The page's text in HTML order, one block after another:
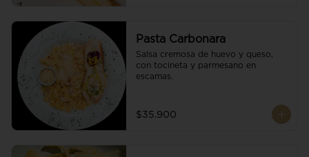
Pasta Carbonara
Salsa cremosa de huevo y queso,
con tocineta y parmesano en
escamas.
$35.900